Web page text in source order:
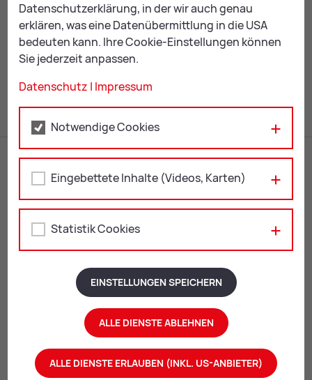
Mail Print
Mu­sik- und Kunst­schu­le Leoben
+43 3842 4062-301
musikschule@leoben.at
Datenschutzerklärung, in der wir auch genau
erklären, was eine Datenübermittlung in die USA
bedeuten kann. Ihre Cookie-Einstellungen können
Sie jederzeit anpassen.
Datenschutz | Impressum
Notwendige Cookies
Eingebettete Inhalte (Videos, Karten)
Statistik Cookies
EINSTELLUNGEN SPEICHERN
ALLE DIENSTE ABLEHNEN
ALLE DIENSTE ERLAUBEN (INKL. US-ANBIETER)